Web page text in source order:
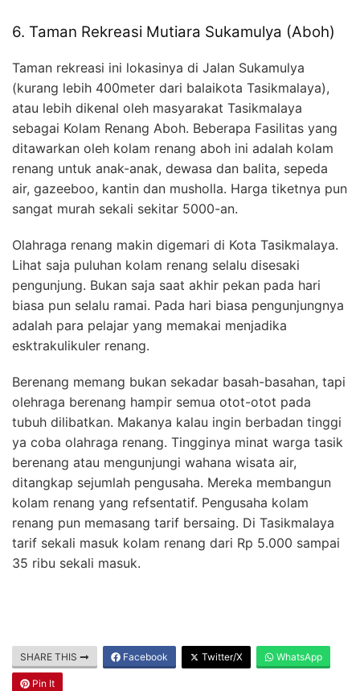
6. Taman Rekreasi Mutiara Sukamulya (Aboh)
Taman rekreasi ini lokasinya di Jalan Sukamulya
(kurang lebih 400meter dari balaikota Tasikmalaya),
atau lebih dikenal oleh masyarakat Tasikmalaya
sebagai Kolam Renang Aboh. Beberapa Fasilitas yang
ditawarkan oleh kolam renang aboh ini adalah kolam
renang untuk anak-anak, dewasa dan balita, sepeda
air, gazeeboo, kantin dan musholla. Harga tiketnya pun
sangat murah sekali sekitar 5000-an.
Olahraga renang makin digemari di Kota Tasikmalaya.
Lihat saja puluhan kolam renang selalu disesaki
pengunjung. Bukan saja saat akhir pekan pada hari
biasa pun selalu ramai. Pada hari biasa pengunjungnya
adalah para pelajar yang memakai menjadika
esktrakulikuler renang.
Berenang memang bukan sekadar basah-basahan, tapi
olehraga berenang hampir semua otot-otot pada
tubuh dilibatkan. Makanya kalau ingin berbadan tinggi
ya coba olahraga renang. Tingginya minat warga tasik
berenang atau mengunjungi wahana wisata air,
ditangkap sejumlah pengusaha. Mereka membangun
kolam renang yang refsentatif. Pengusaha kolam
renang pun memasang tarif bersaing. Di Tasikmalaya
tarif sekali masuk kolam renang dari Rp 5.000 sampai
35 ribu sekali masuk.
SHARE THIS Facebook Twitter/X WhatsApp
Pin It